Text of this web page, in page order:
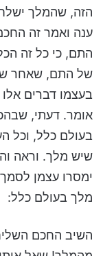
הזה, שהמלך
ענה ואמר זה
התם, כי כל זה
של התם, שאחר
בעצמו דברים
אומר. דעתי,
בעולם כלל, וכל
שיש מלך. וראה
ימסרו עצמן
מלך בעולם כלל:
השיב החכם